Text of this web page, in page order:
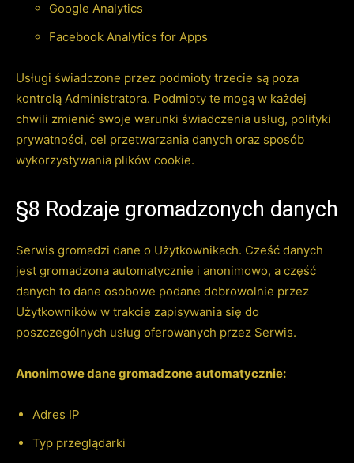
Google Analytics
Facebook Analytics for Apps
Usługi świadczone przez podmioty trzecie są poza
kontrolą Administratora. Podmioty te mogą w każdej
chwili zmienić swoje warunki świadczenia usług, polityki
prywatności, cel przetwarzania danych oraz sposób
wykorzystywania plików cookie.
§8 Rodzaje gromadzonych danych
Serwis gromadzi dane o Użytkownikach. Cześć danych
jest gromadzona automatycznie i anonimowo, a część
danych to dane osobowe podane dobrowolnie przez
Użytkowników w trakcie zapisywania się do
poszczególnych usług oferowanych przez Serwis.
Anonimowe dane gromadzone automatycznie:
Adres IP
Typ przeglądarki